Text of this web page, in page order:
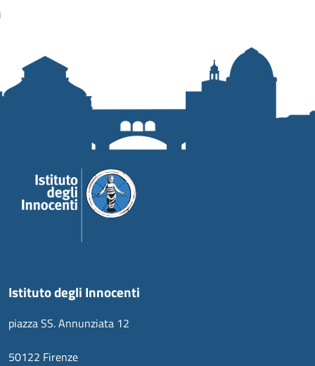
Istituto degli Innocenti
piazza SS. Annunziata 12
50122 Firenze